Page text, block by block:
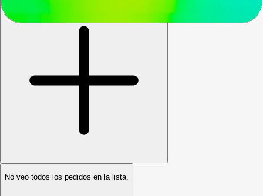
No veo todos los pedidos en la lista.